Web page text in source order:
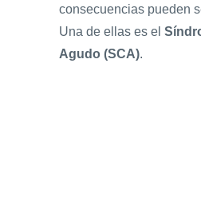
consecuencias pueden
Una de ellas es el
Agudo (SCA).